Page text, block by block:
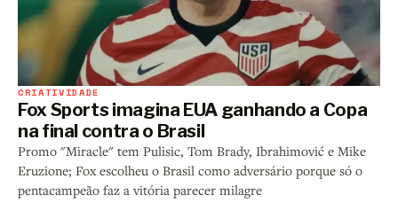
CRIATIVIDADE
Fox Sports imagina EUA ganhando a Copa
na final contra o Brasil
Promo "Miracle" tem Pulisic, Tom Brady, Ibrahimović e Mike
Eruzione; Fox escolheu o Brasil como adversário porque só o
pentacampeão faz a vitória parecer milagre